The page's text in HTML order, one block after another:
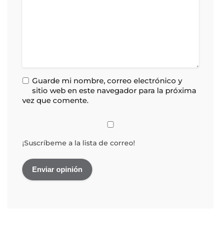
Guarde mi nombre, correo electrónico y
sitio web en este navegador para la próxima
vez que comente.
¡Suscríbeme a la lista de correo!